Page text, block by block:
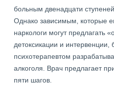
больным двенадцати
Однако зависимым, которые
наркологи могут предлагать
детоксикации и интервенции,
психотерапевтом
алкоголя. Врач предлагает
пяти шагов.